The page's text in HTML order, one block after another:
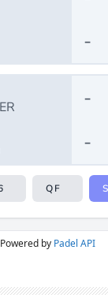
Powered by Padel API